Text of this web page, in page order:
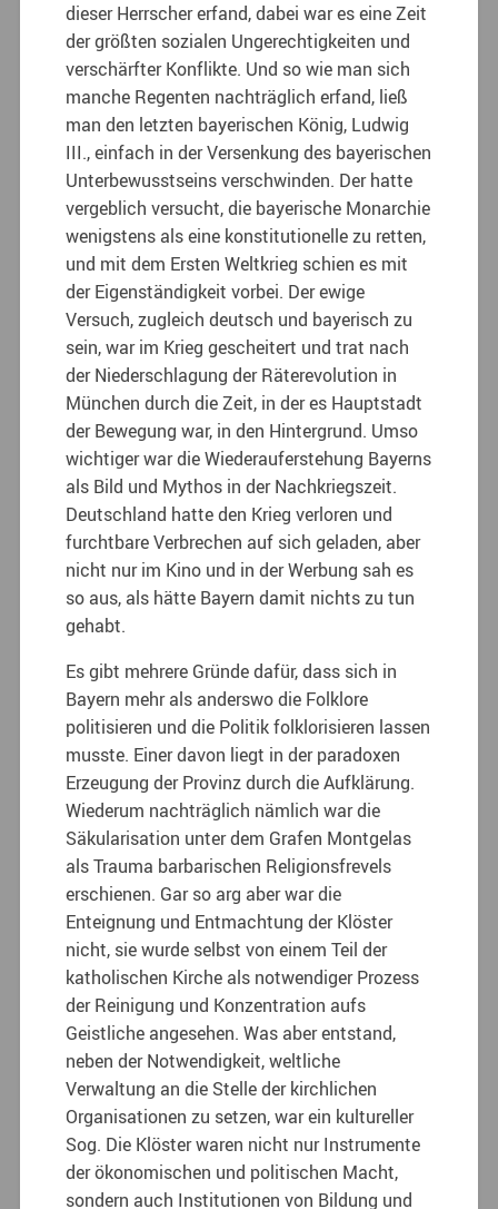
dieser Herrscher erfand, dabei war es eine Zeit
der größten sozialen Ungerechtigkeiten und
verschärfter Konflikte. Und so wie man sich
manche Regenten nachträglich erfand, ließ
man den letzten bayerischen König, Ludwig
III., einfach in der Versenkung des bayerischen
Unterbewusstseins verschwinden. Der hatte
vergeblich versucht, die bayerische Monarchie
wenigstens als eine konstitutionelle zu retten,
und mit dem Ersten Weltkrieg schien es mit
der Eigenständigkeit vorbei. Der ewige
Versuch, zugleich deutsch und bayerisch zu
sein, war im Krieg gescheitert und trat nach
der Niederschlagung der Räterevolution in
München durch die Zeit, in der es Hauptstadt
der Bewegung war, in den Hintergrund. Umso
wichtiger war die Wiederauferstehung Bayerns
als Bild und Mythos in der Nachkriegszeit.
Deutschland hatte den Krieg verloren und
furchtbare Verbrechen auf sich geladen, aber
nicht nur im Kino und in der Werbung sah es
so aus, als hätte Bayern damit nichts zu tun
gehabt.
Es gibt mehrere Gründe dafür, dass sich in
Bayern mehr als anderswo die Folklore
politisieren und die Politik folklorisieren lassen
musste. Einer davon liegt in der paradoxen
Erzeugung der Provinz durch die Aufklärung.
Wiederum nachträglich nämlich war die
Säkularisation unter dem Grafen Montgelas
als Trauma barbarischen Religionsfrevels
erschienen. Gar so arg aber war die
Enteignung und Entmachtung der Klöster
nicht, sie wurde selbst von einem Teil der
katholischen Kirche als notwendiger Prozess
der Reinigung und Konzentration aufs
Geistliche angesehen. Was aber entstand,
neben der Notwendigkeit, weltliche
Verwaltung an die Stelle der kirchlichen
Organisationen zu setzen, war ein kultureller
Sog. Die Klöster waren nicht nur Instrumente
der ökonomischen und politischen Macht,
sondern auch Institutionen von Bildung und